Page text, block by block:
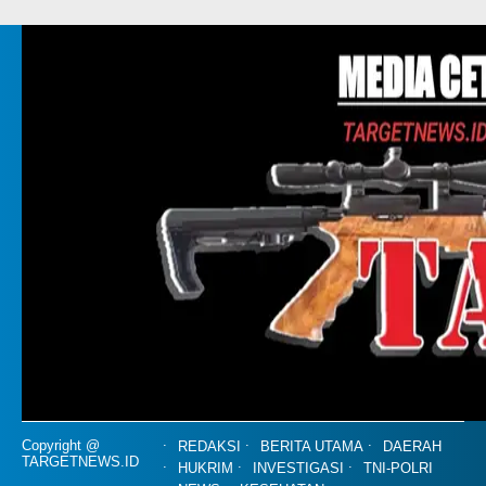
Copyright @
TARGETNEWS.ID
REDAKSI BERITA UTAMA
DAERAH
HUKRIM
INVESTIGASI
TNI-POLRI